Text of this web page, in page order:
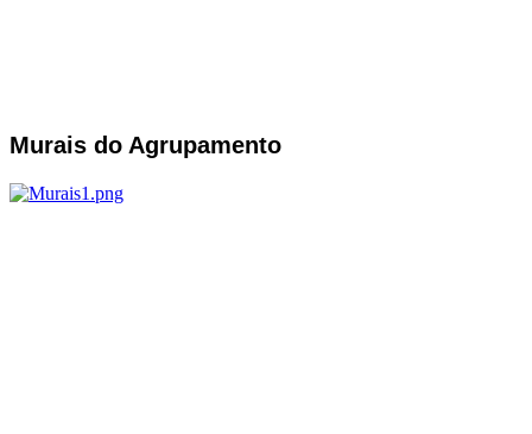
Murais do Agrupamento